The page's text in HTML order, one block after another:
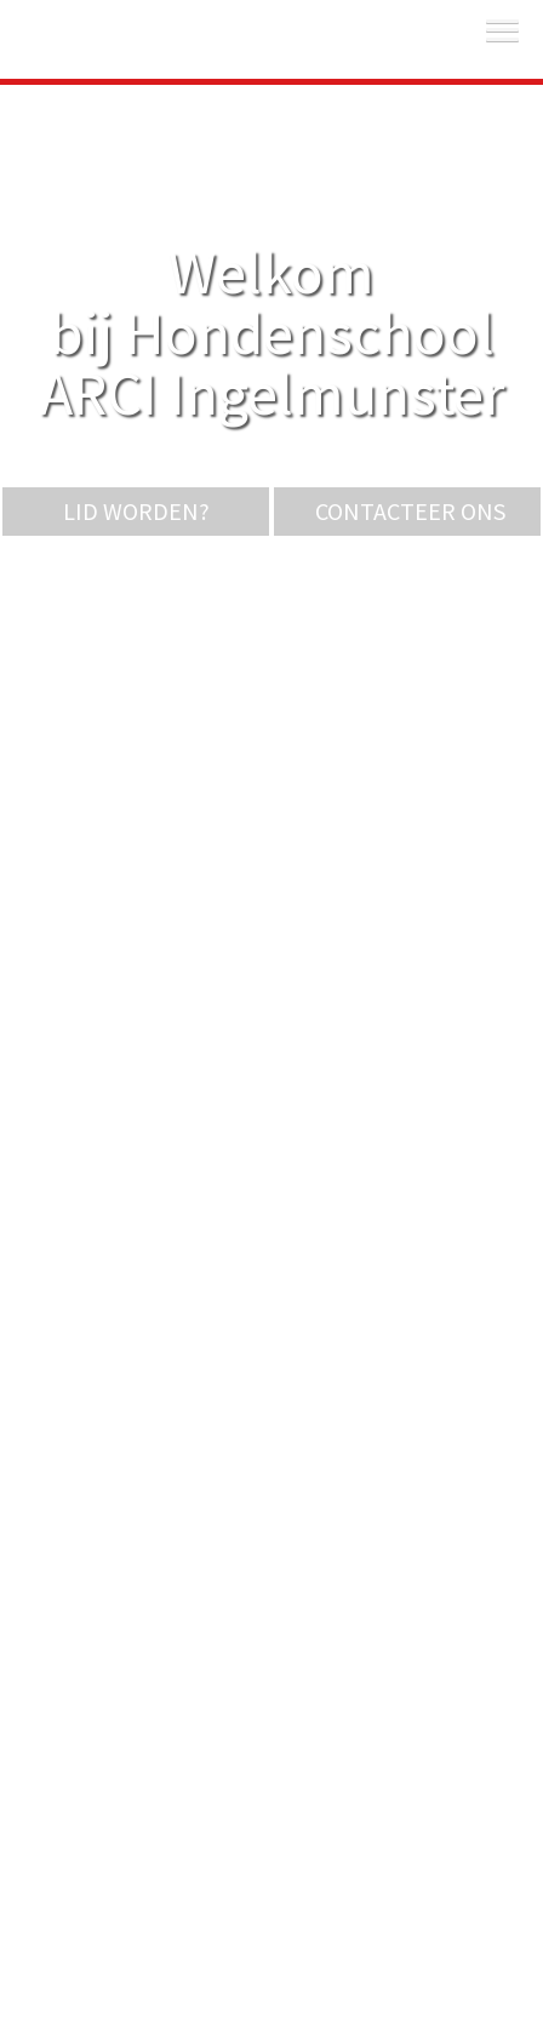
Welkom
bij Hondenschool
ARCI Ingelmunster
LID WORDEN? CONTACTEER ONS